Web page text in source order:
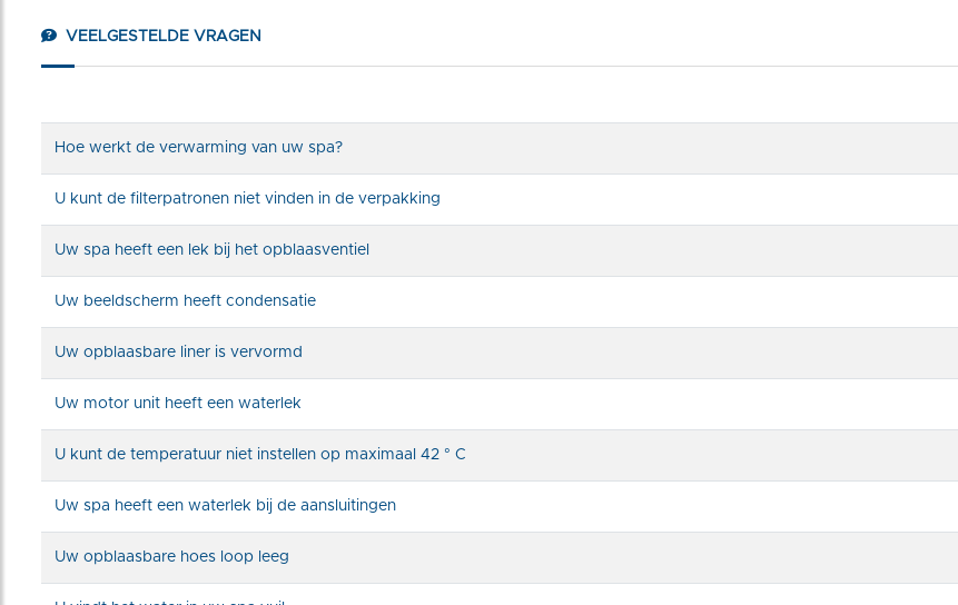
VEELGESTELDE VRAGEN
Hoe werkt de verwarming van uw spa?
U kunt de filterpatronen niet vinden in de verpakking
Uw spa heeft een lek bij het opblaasventiel
Uw beeldscherm heeft condensatie
Uw opblaasbare liner is vervormd
Uw motor unit heeft een waterlek
U kunt de temperatuur niet instellen op maximaal 42 ° C
Uw spa heeft een waterlek bij de aansluitingen
Uw opblaasbare hoes loop leeg